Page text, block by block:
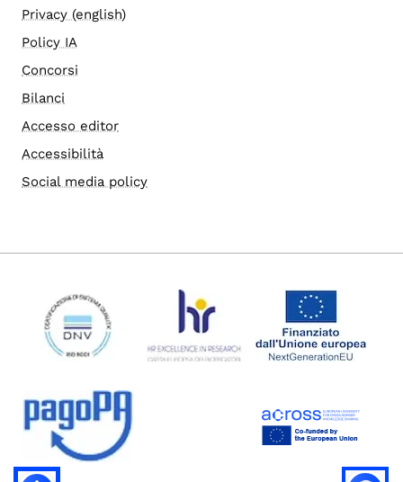
Privacy (english)
Policy IA
Concorsi
Bilanci
Accesso editor
Accessibilità
Social media policy